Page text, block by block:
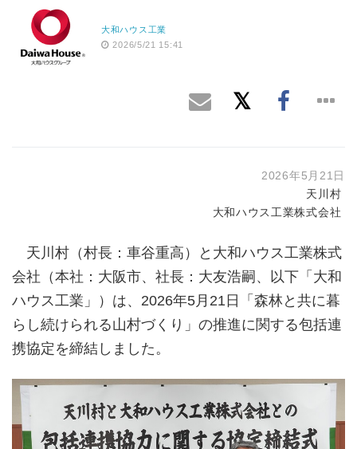
大和ハウス工業
2026/5/21 15:41
2026年5月21日
天川村
大和ハウス工業株式会社
天川村（村長：車谷重高）と大和ハウス工業株式
会社（本社：大阪市、社長：大友浩嗣、以下「大和
ハウス工業」）は、2026年5月21日「森林と共に暮
らし続けられる山村づくり」の推進に関する包括連
携協定を締結しました。